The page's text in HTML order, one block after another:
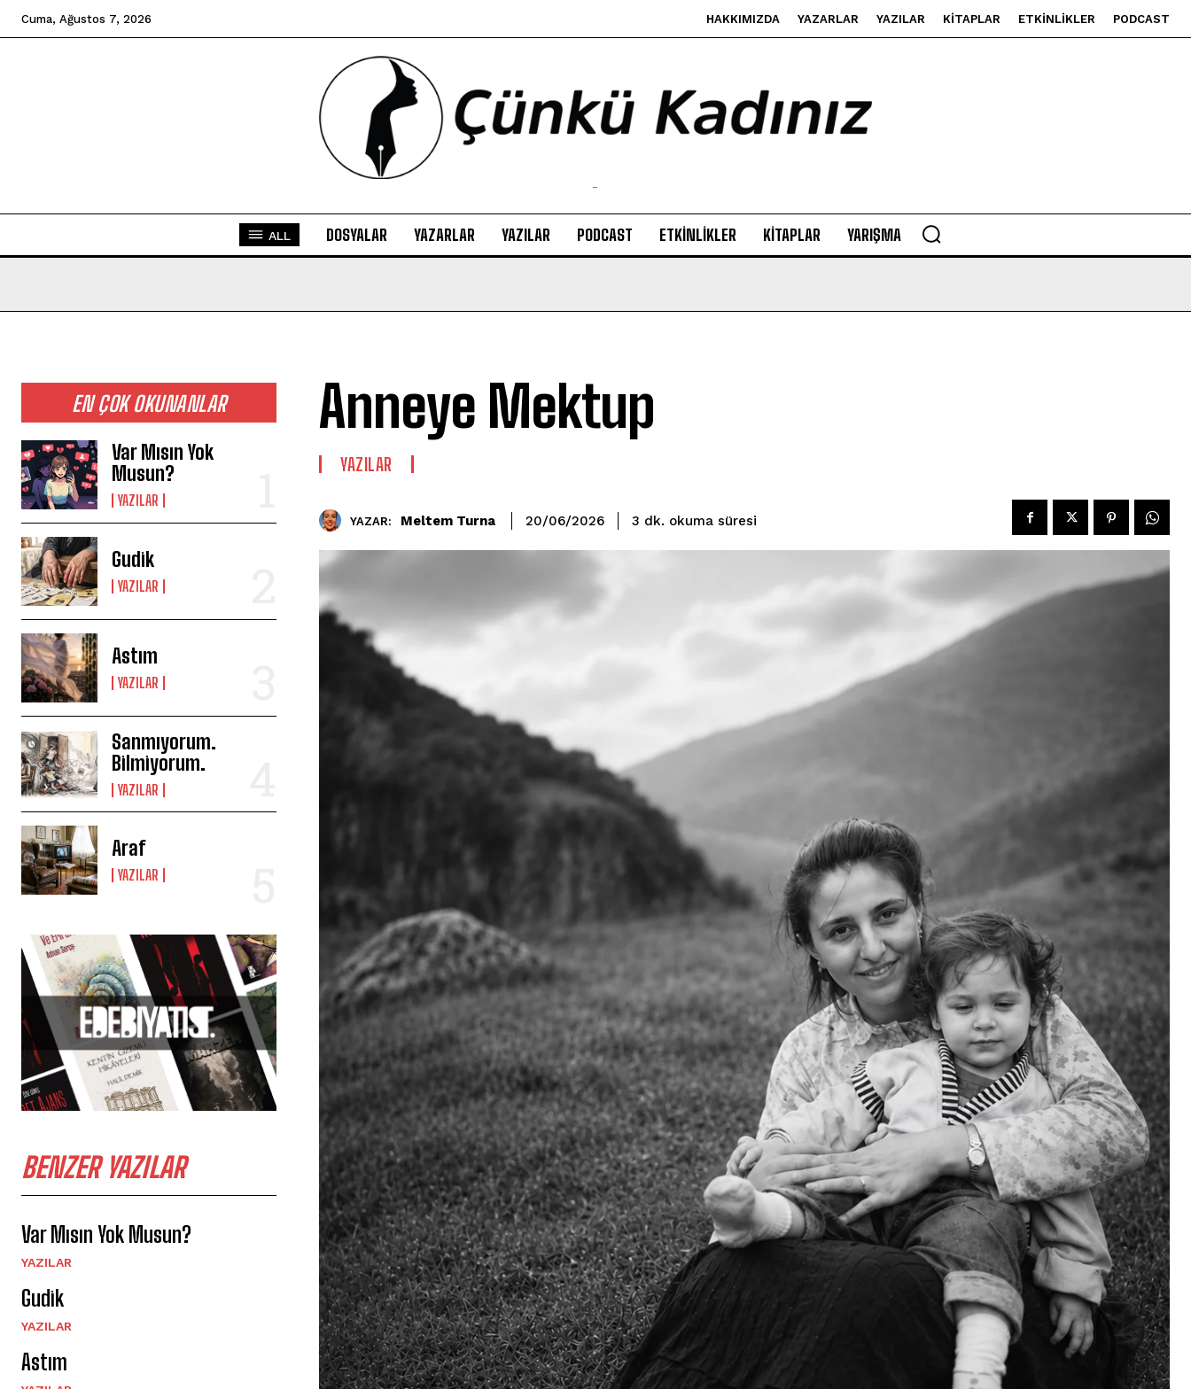
Cuma, Ağustos 7, 2026 HAKKIMIZDA YAZARLAR YAZILAR KITAPLAR ETKINLIKLER PODCAST
-
ALL DOSYALAR YAZARLAR YAZILAR PODCAST ETKINLIKLER KITAPLAR YARIŞMA
EN ÇOK OKUNANLAR
Var Mısın Yok
Musun?
YAZILAR
Gudik
YAZILAR
Astım
YAZILAR
Sanmıyorum.
Bilmiyorum.
YAZILAR
Araf
YAZILAR
BENZER YAZILAR
Var Mısın Yok Musun?
YAZILAR
Gudik
YAZILAR
Astım
Anneye Mektup
YAZILAR
YAZAR: Meltem Turna 20/06/2026 3 dk. okuma süresi